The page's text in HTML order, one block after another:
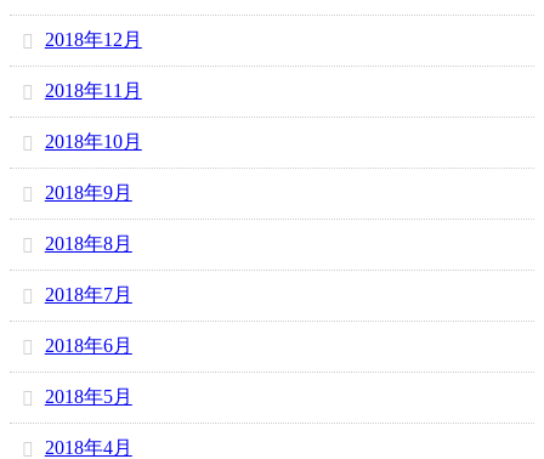
2018年12月
2018年11月
2018年10月
2018年9月
2018年8月
2018年7月
2018年6月
2018年5月
2018年4月